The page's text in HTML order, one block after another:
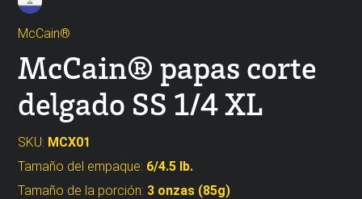
McCain®
McCain® papas corte
delgado SS 1/4 XL
SKU: MCX01
Tamaño del empaque: 6/4.5 lb.
Tamaño de la porción: 3 onzas (85g)